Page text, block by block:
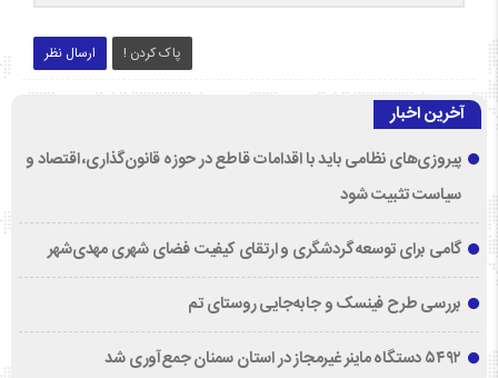
ارسال نظر پاک کردن !
آخرین اخبار
پیروزی‌های نظامی باید با اقدامات قاطع در حوزه قانون‌گذاری، اقتصاد و
سیاست تثبیت شود
گامی برای توسعه گردشگری و ارتقای کیفیت فضای شهری مهدی‌شهر
بررسی طرح فینسک و جابه‌جایی روستای تم
۵۴۹۲ دستگاه ماینر غیرمجاز در استان سمنان جمع‌آوری شد